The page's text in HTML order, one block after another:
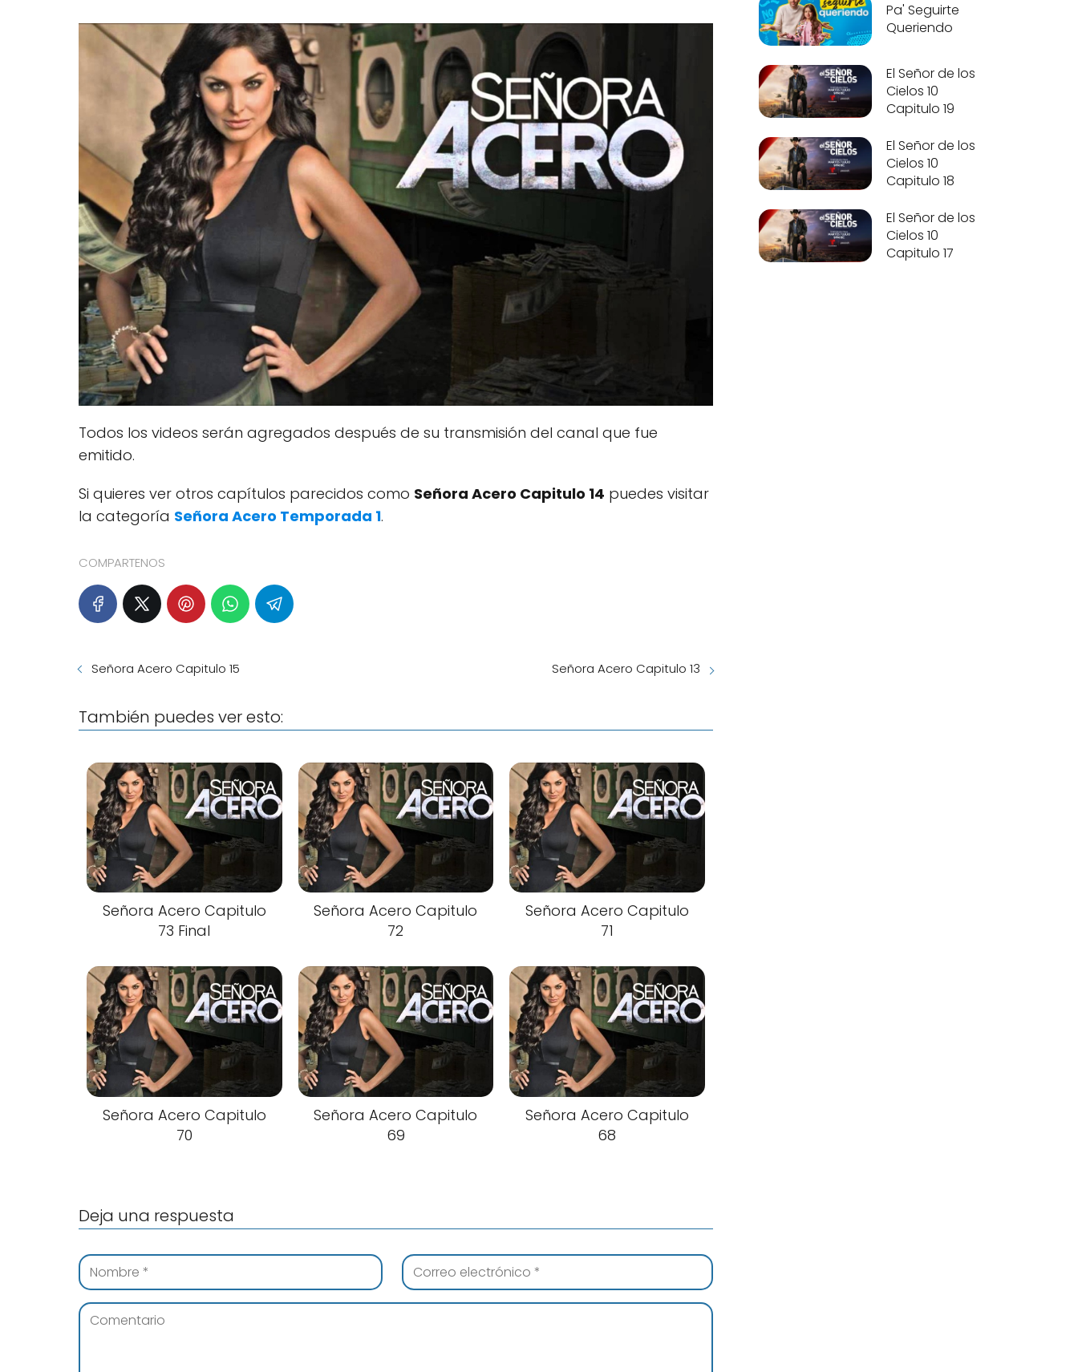
Todos los videos serán agregados después de su transmisión del canal que fue
emitido.
Si quieres ver otros capítulos parecidos como Señora Acero Capitulo 14 puedes visitar
la categoría Señora Acero Temporada 1.
COMPARTENOS
Señora Acero Capitulo 15 Señora Acero Capitulo 13
También puedes ver esto:
Señora Acero Capitulo
73 Final
Señora Acero Capitulo
72
Señora Acero Capitulo
71
Señora Acero Capitulo
70
Señora Acero Capitulo
69
Señora Acero Capitulo
68
Deja una respuesta
Pa' Seguirte
Queriendo
El Señor de los
Cielos 10
Capitulo 19
El Señor de los
Cielos 10
Capitulo 18
El Señor de los
Cielos 10
Capitulo 17